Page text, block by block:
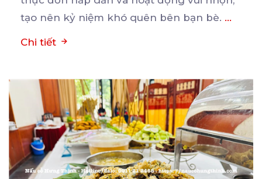
tạo nên kỷ niệm khó quên bên bạn bè. ...
Chi tiết